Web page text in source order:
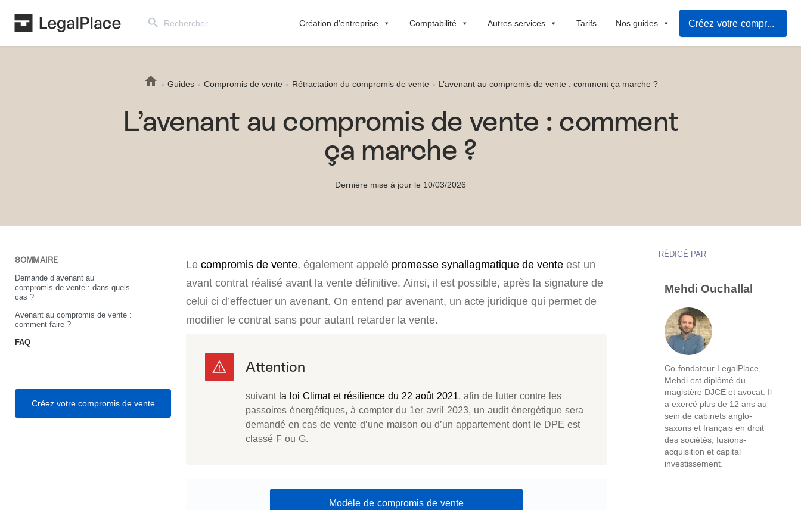
for:
Création d'entreprise Comptabilité Autres services Tarifs Nos guides Créez votre compromis de vente
Guides Compromis de vente Rétractation du compromis de vente L’avenant au compromis de vente : comment ça marche ?
L’avenant au compromis de vente : comment
ça marche ?
Dernière mise à jour le 10/03/2026
SOMMAIRE
Demande d’avenant au
compromis de vente : dans quels
cas ?
Avenant au compromis de vente :
comment faire ?
FAQ
Créez votre compromis de vente
Le compromis de vente, également appelé promesse synallagmatique de vente est un
avant contrat réalisé avant la vente définitive. Ainsi, il est possible, après la signature de
celui ci d’effectuer un avenant. On entend par avenant, un acte juridique qui permet de
modifier le contrat sans pour autant retarder la vente.
suivant la loi Climat et résilience du 22 août 2021, afin de lutter contre les
passoires énergétiques, à compter du 1er avril 2023, un audit énergétique sera
demandé en cas de vente d’une maison ou d’un appartement dont le DPE est
classé F ou G.
Modèle de compromis de vente
RÉDIGÉ PAR
Mehdi Ouchallal
Co-fondateur LegalPlace,
Mehdi est diplômé du
magistère DJCE et avocat. Il
a exercé plus de 12 ans au
sein de cabinets anglo-
saxons et français en droit
des sociétés, fusions-
acquisition et capital
investissement.